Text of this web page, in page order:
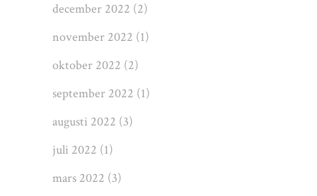
december 2022 (2)
november 2022 (1)
oktober 2022 (2)
september 2022 (1)
augusti 2022 (3)
juli 2022 (1)
mars 2022 (3)